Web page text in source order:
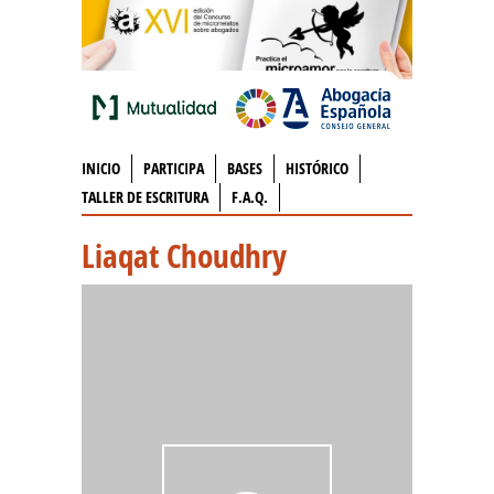
INICIO PARTICIPA BASES
HISTÓRICO
TALLER DE ESCRITURA
F.A.Q.
Liaqat Choudhry